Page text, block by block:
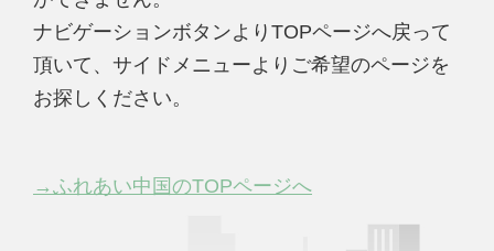
ナビゲーションボタンよりTOPページへ戻って
頂いて、サイドメニューよりご希望のページを
お探しください。
→ふれあい中国のTOPページへ